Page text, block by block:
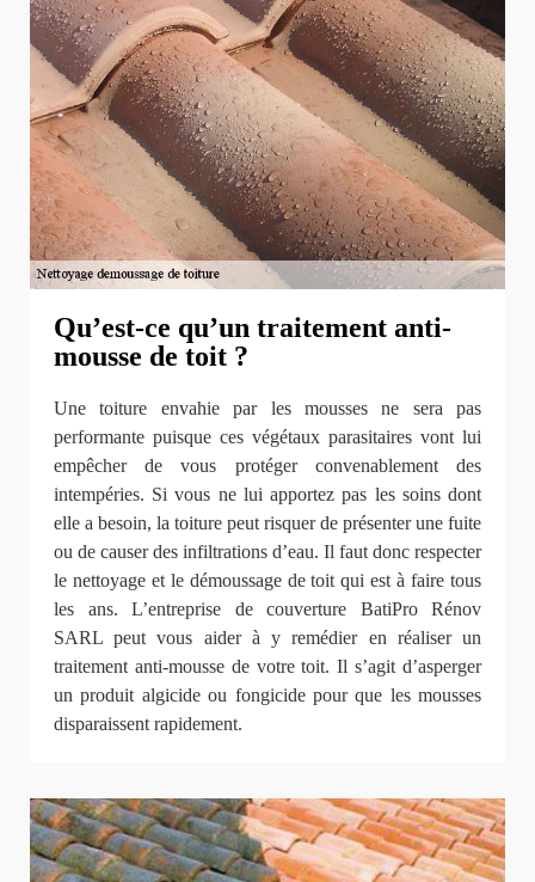
Qu’est-ce qu’un traitement anti-
mousse de toit ?
Une toiture envahie par les mousses ne sera pas
performante puisque ces végétaux parasitaires vont lui
empêcher de vous protéger convenablement des
intempéries. Si vous ne lui apportez pas les soins dont
elle a besoin, la toiture peut risquer de présenter une fuite
ou de causer des infiltrations d’eau. Il faut donc respecter
le nettoyage et le démoussage de toit qui est à faire tous
les ans. L’entreprise de couverture BatiPro Rénov
SARL peut vous aider à y remédier en réaliser un
traitement anti-mousse de votre toit. Il s’agit d’asperger
un produit algicide ou fongicide pour que les mousses
disparaissent rapidement.